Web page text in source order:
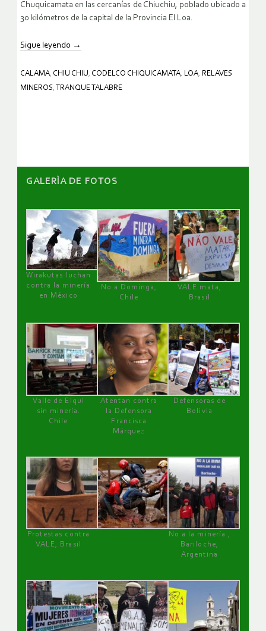
Chuquicamata en las cercanías de Chiuchiu, poblado ubicado a
30 kilómetros de la capital de la Provincia El Loa.
Sigue leyendo →
CALAMA, CHIU CHIU, CODELCO CHIQUICAMATA, LOA, RELAVES
MINEROS, TRANQUE TALABRE
GALERÌA DE FOTOS
Wirakutas luchan
contra la minería
en México
No a Dominga,
Chile
VALE mata,
Brasil
Valle de Elqui
sin minería.
Chile
Atentan contra
la Defensora
Francisca
Márquez
Defensoras de
Bolivia
Protestas contra
VALE, Brasil
No a la minería ,
Bariloche,
Argentina